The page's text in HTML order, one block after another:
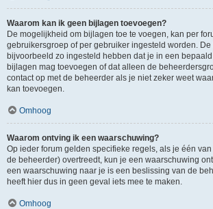
Waarom kan ik geen bijlagen toevoegen?
De mogelijkheid om bijlagen toe te voegen, kan per
gebruikersgroep of per gebruiker ingesteld worden.
bijvoorbeeld zo ingesteld hebben dat je in een
bijlagen mag toevoegen of dat alleen de
contact op met de beheerder als je niet zeker weet
kan toevoegen.
Omhoog
Waarom ontving ik een waarschuwing?
Op ieder forum gelden specifieke regels, als je één
de beheerder) overtreedt, kun je een waarschuwing
een waarschuwing naar je is een beslissing van de
heeft hier dus in geen geval iets mee te maken.
Omhoog